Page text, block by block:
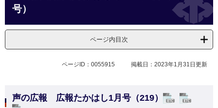
号）
ページ内目次
ページID：0055915 掲載日：2023年1月31日更新
声の広報 広報たかはし1月号（219）